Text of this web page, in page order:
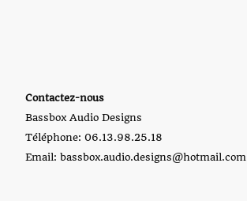
Contactez-nous
Bassbox Audio Designs
Téléphone: 06.13.98.25.18
Email: bassbox.audio.designs@hotmail.com